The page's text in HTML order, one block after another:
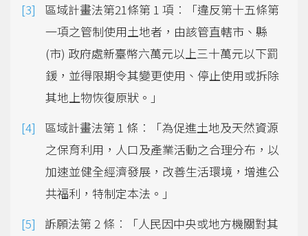
區域計畫法第21條第 1 項︰「違反第十五條第
一項之管制使用土地者，由該管直轄市、縣
(市) 政府處新臺幣六萬元以上三十萬元以下罰
鍰，並得限期令其變更使用、停止使用或拆除
其地上物恢復原狀。」
區域計畫法第 1 條︰「為促進土地及天然資源
之保育利用，人口及產業活動之合理分布，以
加速並健全經濟發展，改善生活環境，增進公
共福利，特制定本法。」
訴願法第 2 條︰「人民因中央或地方機關對其